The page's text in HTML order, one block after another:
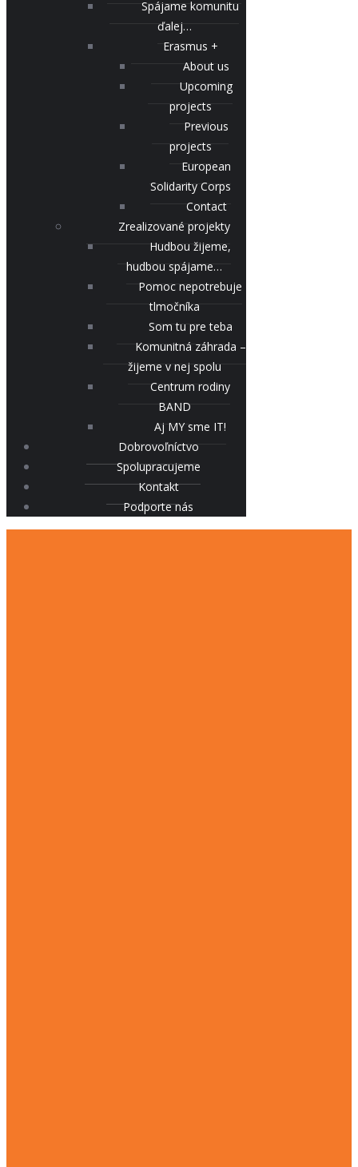
Spájame komunitu
ďalej…
Erasmus +
About us
Upcoming
projects
Previous
projects
European
Solidarity Corps
Contact
Zrealizované projekty
Hudbou žijeme,
hudbou spájame…
Pomoc nepotrebuje
tlmočníka
Som tu pre teba
Komunitná záhrada –
žijeme v nej spolu
Centrum rodiny
BAND
Aj MY sme IT!
Dobrovoľníctvo
Spolupracujeme
Kontakt
Podporte nás